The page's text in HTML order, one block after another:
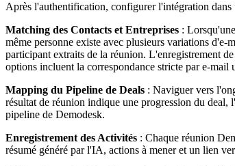
Après l'authentification, configurer l'intégration dans
Matching des Contacts et Entreprises :
même personne existe avec plusieurs variations
participant extraits de la réunion. L'enregistrement
options incluent la correspondance stricte par e-
Mapping du Pipeline de Deals : Naviguer vers
résultat de réunion indique une progression du deal,
pipeline de Demodesk.
Enregistrement des Activités : Chaque réunion
résumé généré par l'IA, actions à mener et un lien